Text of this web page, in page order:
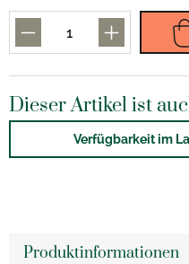
Dieser Artikel ist
Verfügbarkeit im
Produktinformationen